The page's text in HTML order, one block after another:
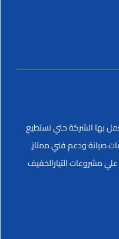
بها الشركة حتي نستطيع
صيانة ودعم فني ممتاز.
مشروعات التيارالخفيف